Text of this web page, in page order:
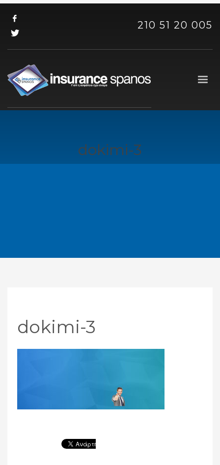
210 51 20 005
dokimi-3
dokimi-3